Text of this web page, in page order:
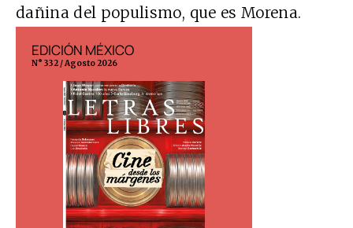
dañina del populismo, que es Morena.
EDICIÓN MÉXICO
N° 332 / Agosto 2026